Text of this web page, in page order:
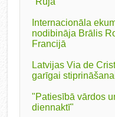
Internacionāla
nodibināja Brālis
Francijā
Latvijas Via de
garīgai
"Patiesībā vārdos
diennaktī"